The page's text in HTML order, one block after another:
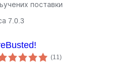
поставки
7.0.3
(11укупних
оцена
)